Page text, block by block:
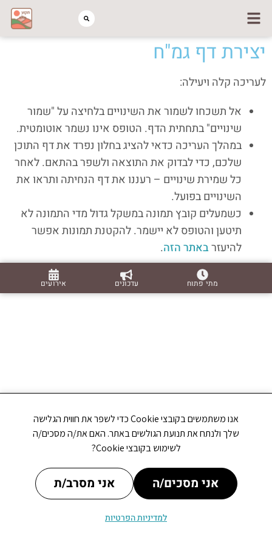
יצירת דף גמ"ח
לעריכה קלה ויעילה:
אל תשכחו לשמור את השינויים בלחיצה על "שמור
שינויים" בתחתית הדף. הטופס אינו נשמר אוטומטית.
במהלך העריכה כדאי להציג בחלון נפרד את דף התוכן
שלכם, כדי לבדוק את התוצאה ולשפר בהתאם. לאחר
כל שמירת שינויים – רעננו את דף הנחיתה ותראו את
השינויים בפועל.
כשמעלים קובץ תמונה במשקל גדול מדי התמונה לא
תיטען והטופס לא יישמר. להקטנת תמונות אפשר
להיעזרבאתר הזה.
מתי פתוח עדכונים אירועים
אנו משתמשים בקובצי Cookie כדי לשפר את חווית הגלישה
שלך ולנתח את תנועת הגולשים באתר. האם את/ה מסכים/ה
לשימוש בקובצי Cookie?
אני מסכים/ה אני מסרב/ת
למדיניות הפרטיות